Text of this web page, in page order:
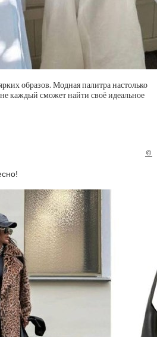
образов. Модная палитра настолько
каждый сможет найти своё идеальное
©